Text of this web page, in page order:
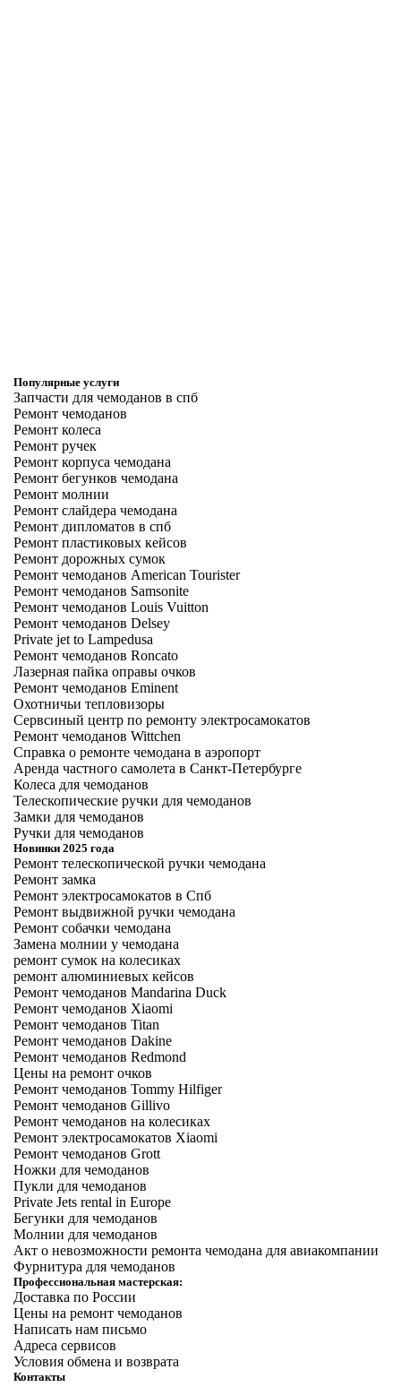
Популярные услуги
Запчасти для чемоданов в спб
Ремонт чемоданов
Ремонт колеса
Ремонт ручек
Ремонт корпуса чемодана
Ремонт бегунков чемодана
Ремонт молнии
Ремонт слайдера чемодана
Ремонт дипломатов в спб
Ремонт пластиковых кейсов
Ремонт дорожных сумок
Ремонт чемоданов American Tourister
Ремонт чемоданов Samsonite
Ремонт чемоданов Louis Vuitton
Ремонт чемоданов Delsey
Private jet to Lampedusa
Ремонт чемоданов Roncato
Лазерная пайка оправы очков
Ремонт чемоданов Eminent
Охотничьи тепловизоры
Сервсиный центр по ремонту электросамокатов
Ремонт чемоданов Wittchen
Справка о ремонте чемодана в аэропорт
Аренда частного самолета в Санкт-Петербурге
Колеса для чемоданов
Телескопические ручки для чемоданов
Замки для чемоданов
Ручки для чемоданов
Новинки 2025 года
Ремонт телескопической ручки чемодана
Ремонт замка
Ремонт электросамокатов в Спб
Ремонт выдвижной ручки чемодана
Ремонт собачки чемодана
Замена молнии у чемодана
ремонт сумок на колесиках
ремонт алюминиевых кейсов
Ремонт чемоданов Mandarina Duck
Ремонт чемоданов Xiaomi
Ремонт чемоданов Titan
Ремонт чемоданов Dakine
Ремонт чемоданов Redmond
Цены на ремонт очков
Ремонт чемоданов Tommy Hilfiger
Ремонт чемоданов Gillivo
Ремонт чемоданов на колесиках
Ремонт электросамокатов Xiaomi
Ремонт чемоданов Grott
Ножки для чемоданов
Пукли для чемоданов
Private Jets rental in Europe
Бегунки для чемоданов
Молнии для чемоданов
Акт о невозможности ремонта чемодана для авиакомпании
Фурнитура для чемоданов
Профессиональная мастерская:
Доставка по России
Цены на ремонт чемоданов
Написать нам письмо
Адреса сервисов
Условия обмена и возврата
Контакты